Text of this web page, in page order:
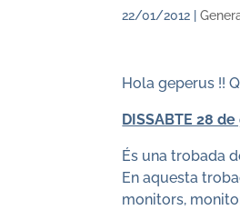
22/01/2012 |
Hola geperus !!
DISSABTE 28
És una trobada
En aquesta
monitors,